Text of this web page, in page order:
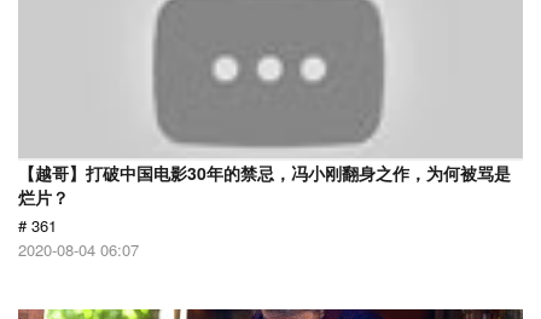
【越哥】打破中国电影30年的禁忌，冯小刚翻身之作，为何被骂是
烂片？
# 361
2020-08-04 06:07